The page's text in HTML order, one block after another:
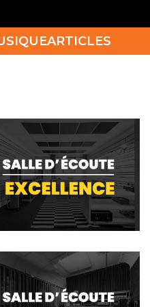
ARTICLES